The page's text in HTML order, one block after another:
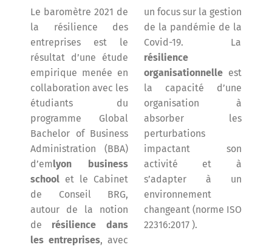
Le baromètre 2021 de
la résilience des
entreprises est le
résultat d’une étude
empirique menée en
collaboration avec les
étudiants du
programme Global
Bachelor of Business
Administration (BBA)
d’emlyon business
school et le Cabinet
de Conseil BRG,
autour de la notion
de résilience dans
les entreprises, avec
un focus sur la gestion
de la pandémie de la
Covid-19. La
résilience
organisationnelleest
la capacité d’une
organisation à
absorber les
perturbations
impactant son
activité et à
s’adapter à un
environnement
changeant (norme ISO
22316:2017 ).